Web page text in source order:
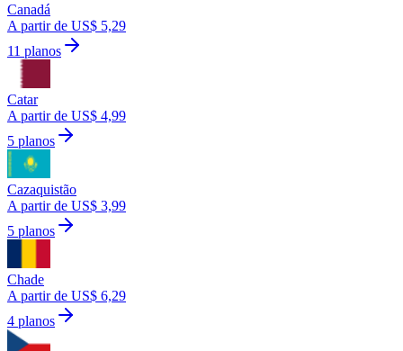
Canadá
A partir de US$ 5,29
11 planos
Catar
A partir de US$ 4,99
5 planos
Cazaquistão
A partir de US$ 3,99
5 planos
Chade
A partir de US$ 6,29
4 planos